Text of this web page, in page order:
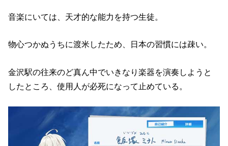
音楽にいては、天才的な能力を持つ生徒。
物心つかぬうちに渡米したため、日本の習慣には疎い。
金沢駅の往来のど真ん中でいきなり楽器を演奏しようと
したところ、使用人が必死になって止めている。